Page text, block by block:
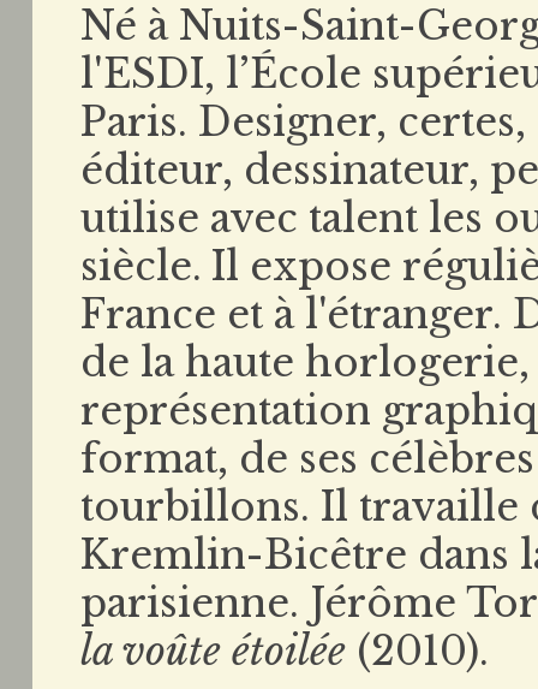
Né à Nuits-Saint-
l'ESDI, l’École
Paris. Designer,
éditeur, dessinateur,
utilise avec talent les
siècle. Il expose
France et à l'étranger.
de la haute
représentation
format, de ses
tourbillons. Il travaille
Kremlin-Bicêtre dans
parisienne. Jérôme
la voûte étoilée (2010).